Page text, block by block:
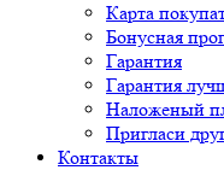
Карта
Бонусная
Гарантия
Гарантия
Наложеный
Пригласи
Контакты